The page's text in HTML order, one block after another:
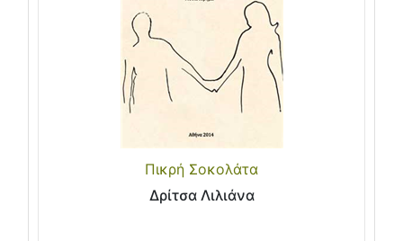
Πικρή Σοκολάτα
Δρίτσα Λιλιάνα